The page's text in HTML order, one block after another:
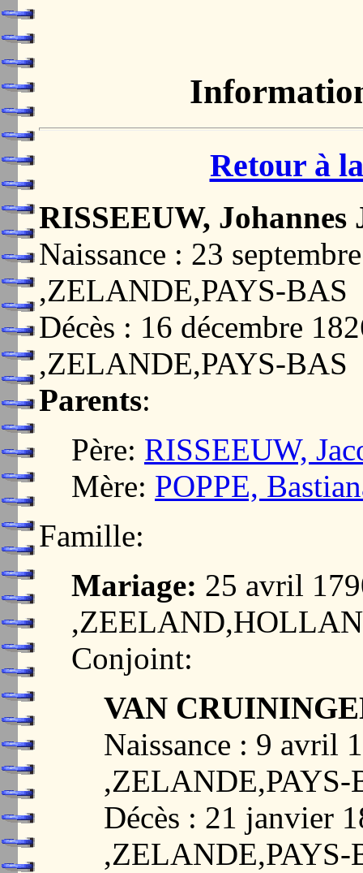
Retour à
RISSEEUW, Johannes
Naissance : 23
,ZELANDE,PAYS-BAS
Décès : 16 décembre
,ZELANDE,PAYS-BAS
Parents:
Père: RISSEEUW,
Mère: POPPE,
Famille:
Mariage: 25 avril
Conjoint:
VAN
Naissance : 9 avril
,ZELANDE,PAYS-
Décès : 21 janvier
,ZELANDE,PAYS-